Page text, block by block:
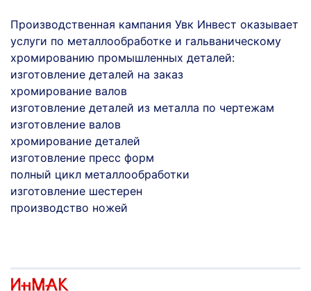
Производственная кампания Увк Инвест оказывает
услуги по металлообработке и гальваническому
хромированию промышленных деталей:
изготовление деталей на заказ
хромирование валов
изготовление деталей из металла по чертежам
изготовление валов
хромирование деталей
изготовление пресс форм
полный цикл металлообработки
изготовление шестерен
производство ножей